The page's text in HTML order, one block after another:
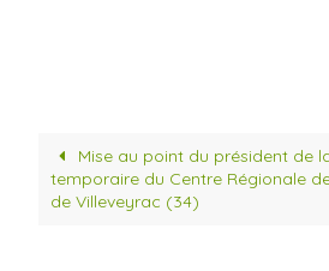
Mise au point du président de
temporaire du Centre Régionale
de Villeveyrac (34)